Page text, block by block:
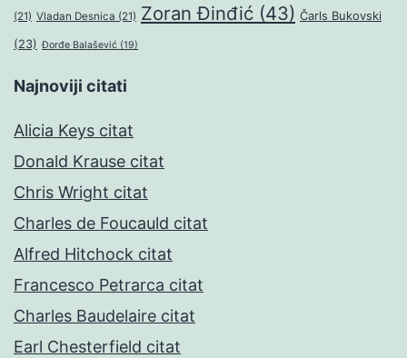
(21) Vladan Desnica (21) Zoran Đinđić (43) Čarls Bukovski
(23) Đorđe Balašević (19)
Najnoviji citati
Alicia Keys citat
Donald Krause citat
Chris Wright citat
Charles de Foucauld citat
Alfred Hitchock citat
Francesco Petrarca citat
Charles Baudelaire citat
Earl Chesterfield citat